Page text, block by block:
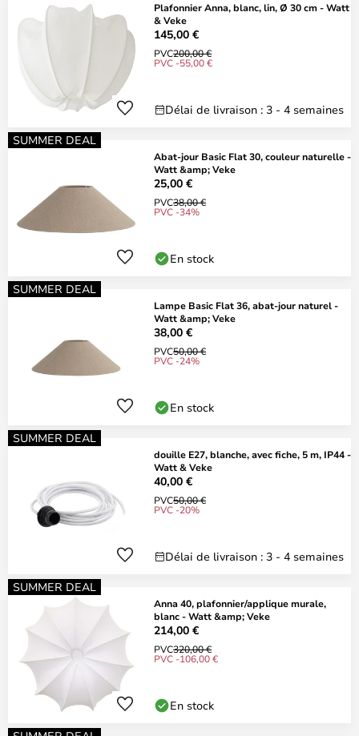
Plafonnier Anna, blanc, lin, Ø 30 cm - Watt
& Veke
145,00 €
PVC200,00 €
PVC -55,00 €
Délai de livraison : 3 - 4 semaines
SUMMER DEAL
Abat-jour Basic Flat 30, couleur naturelle -
Watt &amp; Veke
25,00 €
PVC38,00 €
PVC -34%
En stock
SUMMER DEAL
Lampe Basic Flat 36, abat-jour naturel -
Watt &amp; Veke
38,00 €
PVC50,00 €
PVC -24%
En stock
SUMMER DEAL
douille E27, blanche, avec fiche, 5 m, IP44 -
Watt & Veke
40,00 €
PVC50,00 €
PVC -20%
Délai de livraison : 3 - 4 semaines
SUMMER DEAL
Anna 40, plafonnier/applique murale,
blanc - Watt &amp; Veke
214,00 €
PVC320,00 €
PVC -106,00 €
En stock